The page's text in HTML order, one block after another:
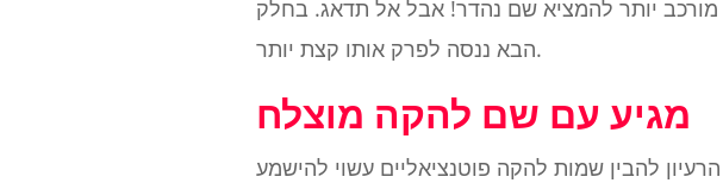
מורכב יותר להמציא שם נהדר! אבל אל תדאג. בחלק
הבא ננסה לפרק אותו קצת יותר.
מגיע עם שם להקה מוצלח
להבין שמות להקה פוטנציאליים עשוי להישמע